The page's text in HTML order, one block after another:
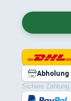
Abholung
Sichere Zahlung